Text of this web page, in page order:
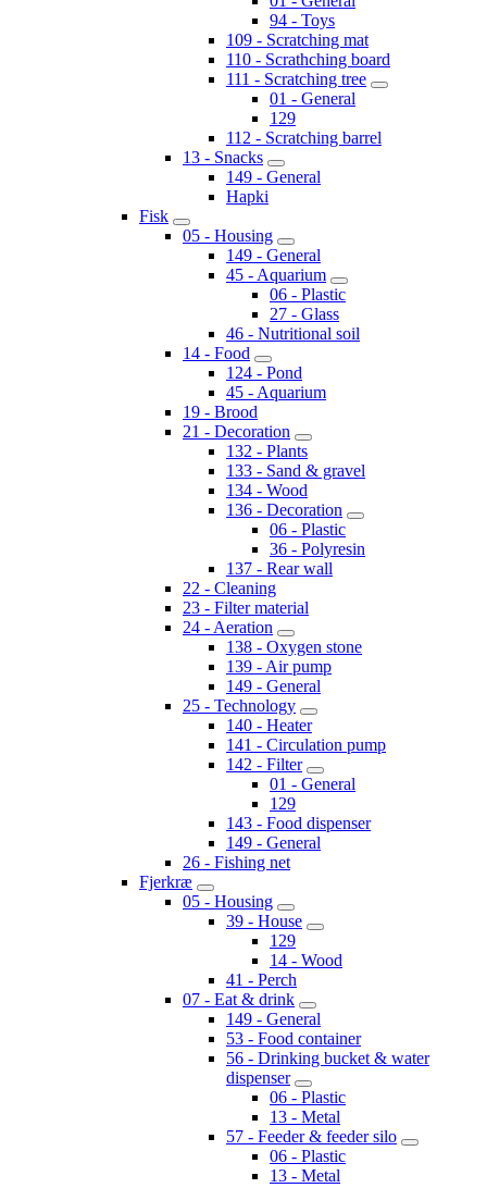
94 - Toys
109 - Scratching mat
110 - Scrathching board
111 - Scratching tree
01 - General
129
112 - Scratching barrel
13 - Snacks
149 - General
Hapki
Fisk
05 - Housing
149 - General
45 - Aquarium
06 - Plastic
27 - Glass
46 - Nutritional soil
14 - Food
124 - Pond
45 - Aquarium
19 - Brood
21 - Decoration
132 - Plants
133 - Sand & gravel
134 - Wood
136 - Decoration
06 - Plastic
36 - Polyresin
137 - Rear wall
22 - Cleaning
23 - Filter material
24 - Aeration
138 - Oxygen stone
139 - Air pump
149 - General
25 - Technology
140 - Heater
141 - Circulation pump
142 - Filter
01 - General
129
143 - Food dispenser
149 - General
26 - Fishing net
Fjerkræ
05 - Housing
39 - House
129
14 - Wood
41 - Perch
07 - Eat & drink
149 - General
53 - Food container
56 - Drinking bucket & water
dispenser
06 - Plastic
13 - Metal
57 - Feeder & feeder silo
06 - Plastic
13 - Metal